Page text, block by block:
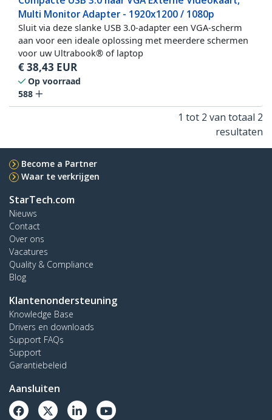
Multi Monitor Adapter - 1920x1200 / 1080p
Sluit via deze slanke USB 3.0-adapter een VGA-scherm
aan voor een ideale oplossing met meerdere schermen
voor uw Ultrabook® of laptop
€38,43 EUR
Op voorraad
588
1 tot 2 van totaal 2
resultaten
Become a Partner
Waar te verkrijgen
StarTech.com
Nieuws
Contact
Over ons
Vacatures
Quality & Compliance
Blog
Klantenondersteuning
Knowledge Base
Drivers en downloads
Support FAQs
Support
Garantiebeleid
Aansluiten